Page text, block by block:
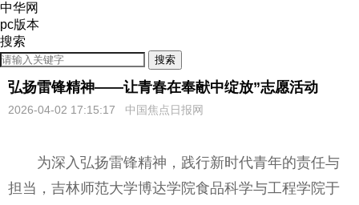
中华网
pc版本
搜索
搜索
弘扬雷锋精神——让青春在奉献中绽放”志愿活动
2026-04-02 17:15:17 中国焦点日报网
为深入弘扬雷锋精神，践行新时代青年的责任与
担当，吉林师范大学博达学院食品科学与工程学院于